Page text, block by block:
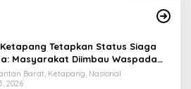
Tetapkan Status Siaga
Masyarakat Diimbau Waspada
Barat, Ketapang, Nasional
2026